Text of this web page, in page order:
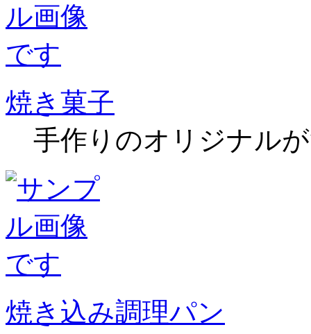
焼き菓子
手作りのオリジナル
焼き込み調理パン